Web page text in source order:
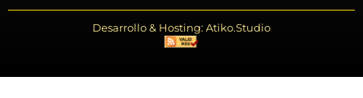
Desarrollo & Hosting: Atiko.Studio